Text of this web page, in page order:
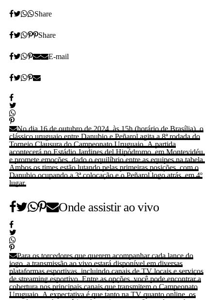
Share
Share
E-mail
No dia 16 de outubro de 2024, às 15h (horário de Brasília), o
clássico uruguaio entre Danubio e Peñarol agita a 8ª rodada do
Torneio Clausura do Campeonato Uruguaio. A partida
acontecerá no Estádio Jardines del Hipódromo, em Montevidéu,
e promete emoções, dado o equilíbrio entre as equipes na tabela.
Ambos os times estão lutando pelas primeiras posições, com o
Danubio ocupando a 3ª colocação e o Peñarol logo atrás, em 4º
lugar.
Onde assistir ao vivo
Para os torcedores que querem acompanhar cada lance do
jogo, a transmissão ao vivo estará disponível em diversas
plataformas esportivas, incluindo canais de TV locais e serviços
de streaming esportivo. Entre as opções, você pode encontrar a
cobertura nos principais canais que transmitem o Campeonato
Uruguaio. A expectativa é que tanto na TV quanto online, os